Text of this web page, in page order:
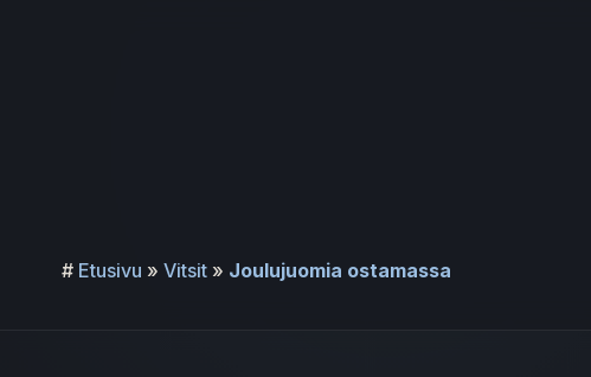
# Etusivu » Vitsit » Joulujuomia ostamassa